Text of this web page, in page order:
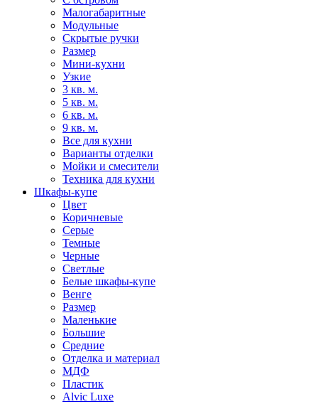
Малогабаритные
Модульные
Скрытые ручки
Размер
Мини-кухни
Узкие
3 кв. м.
5 кв. м.
6 кв. м.
9 кв. м.
Все для кухни
Варианты отделки
Мойки и смесители
Техника для кухни
Шкафы-купе
Цвет
Коричневые
Серые
Темные
Черные
Светлые
Белые шкафы-купе
Венге
Размер
Маленькие
Большие
Средние
Отделка и материал
МДФ
Пластик
Alvic Luxe